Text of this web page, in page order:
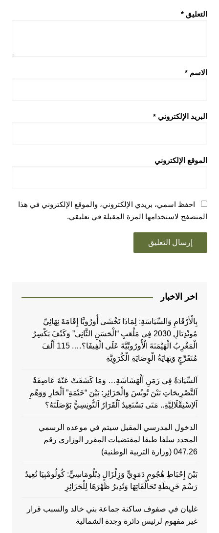
التعليق *
الاسم *
البريد الإلكتروني *
الموقع الإلكتروني
احفظ اسمي، بريدي الإلكتروني، والموقع الإلكتروني في هذا
المتصفح لاستخدامها المرة المقبلة في تعليقي.
اخر الاخبار
بِالْأَرْقَامِ وَالسِّيَاسَةِ: لِمَاذَا تَخْشَى أُورُوبَّا إِقَامَةَ نِهَائِيِّ
مُونْدِيَالِ 2030 فِي مَلْعَبِ “الْحَسَنِ الثَّانِي” وَكَيْفَ يَكْسِرُ
الْمَغْرِبُ الْهَيْمَنَةَ الْأُورُوبِّيَّةَ عَلَى الْفِيفَا؟…. 115 أَلْفَ
مُتَفَرِّجٍ وَنِهَايَةُ الْوِصَايَةِ الْكُرَوِيَّةِ
اَلسِّيَادَةُ فِي زَمَنِ اَلْهَشَاشَةِ… وَمَا كَشَفَتْ عَنْهُ عَاصِفَةُ
اَلتَّصْرِيحَاتِ بَيْنَ تُونُسَ وَالْجَزَائِرِ: بَيْنَ “خَيْمَةِ” اَلْجَارِ وَوَهْمِ
اَلاِسْتِقْلَالِيَّةِ.. مَتَى يَسْتَعِيدُ اَلْقَرَارُ اَلتُّونِسِيُّ بَوْصَلَتَهُ؟
الدخول المدرسي المقبل سیتم في موعده الرسمي
المحدد سلفا طبقا لمقتضیات المقرر الوزاري رقم
047.26 (وزارة التربية الوطنية)
بَيْنَ إِحْبَاطِ هُجُومٍ دَمَوِيٍّ وَزِلْزَالٍ دِبْلُومَاسِيٍّ: كُولُومْبِيَا تُعِيدُ
رَسْمَ خَرِيطَةِ تَحَالُفَاتِهَا وَتُدِيرُ ظَهْرَهَا لِلْجَزَائِرِ
غليان في صفوف ساكنة جماعة بني خالد والسبب قرار
غير مفهوم لرئيس دائرة وجدة الشمالية